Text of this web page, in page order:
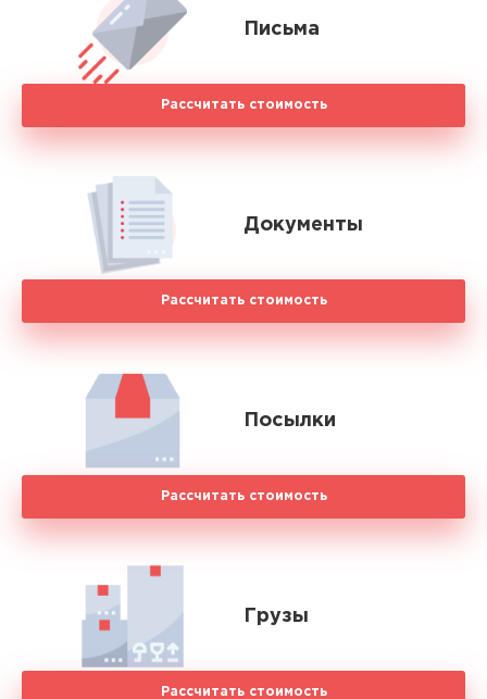
Письма
Рассчитать стоимость
Документы
Рассчитать стоимость
Посылки
Рассчитать стоимость
Грузы
Рассчитать стоимость